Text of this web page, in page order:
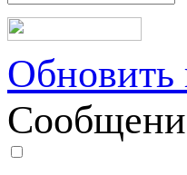
Обновить